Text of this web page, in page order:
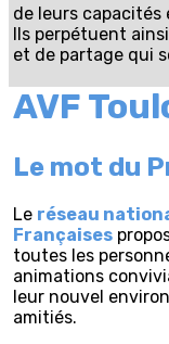
de leurs capacités
Ils perpétuent
et de partage qui
AVF
Le mot du
Le réseau
Françaises
toutes les
animations
leur nouvel
amitiés.